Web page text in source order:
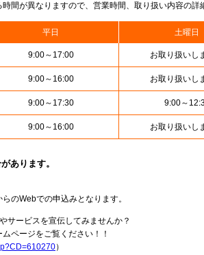
間が異なりますので、営業時間、取り扱い内容の詳
平日 土曜日
9:00～17:00 お取り扱いし
9:00～16:00 お取り扱いし
9:00～17:30 9:00～
9:00～16:00 お取り扱いし
あります。
のWebでの申込みとなります。
サービスを宣伝してみませんか？
ページをご覧ください！！
）